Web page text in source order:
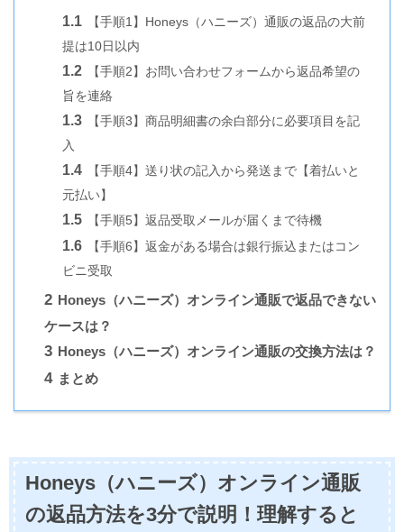
1.1
【手順1】Honeys（ハニーズ）通販の返品の大前
提は10日以内
1.2
【手順2】お問い合わせフォームから返品希望の
旨を連絡
1.3
【手順3】商品明細書の余白部分に必要項目を記
入
1.4
【手順4】送り状の記入から発送まで【着払いと
元払い】
1.5 【手順5】返品受取メールが届くまで待機
1.6
【手順6】返金がある場合は銀行振込またはコン
ビニ受取
2 Honeys（ハニーズ）オンライン通販で返品できない
ケースは？
3 Honeys（ハニーズ）オンライン通販の交換方法は？
4 まとめ
Honeys（ハニーズ）オンライン通販
の返品方法を3分で説明！理解すると